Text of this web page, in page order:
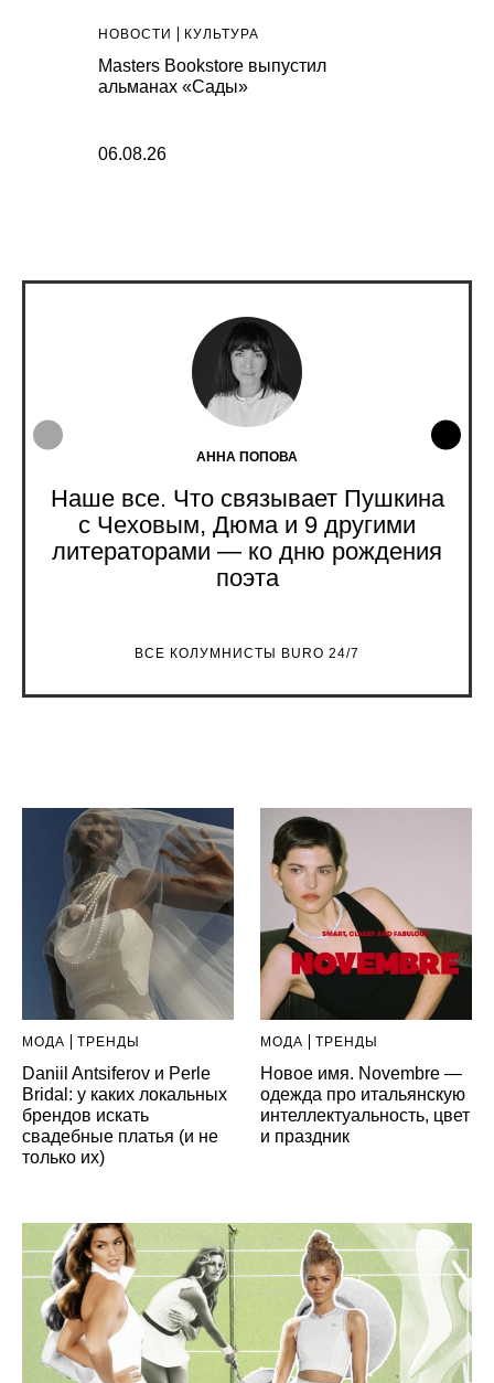
НОВОСТИ КУЛЬТУРА
Masters Bookstore выпустил
альманах «Сады»
06.08.26
АННА ПОПОВА
Наше все. Что связывает Пушкина
с Чеховым, Дюма и 9 другими
литераторами — ко дню рождения
поэта
ВСЕ КОЛУМНИСТЫ BURO 24/7
МОДА ТРЕНДЫ
Daniil Antsiferov и Perle
Bridal: у каких локальных
брендов искать
свадебные платья (и не
только их)
МОДА ТРЕНДЫ
Новое имя. Novembre —
одежда про итальянскую
интеллектуальность, цвет
и праздник